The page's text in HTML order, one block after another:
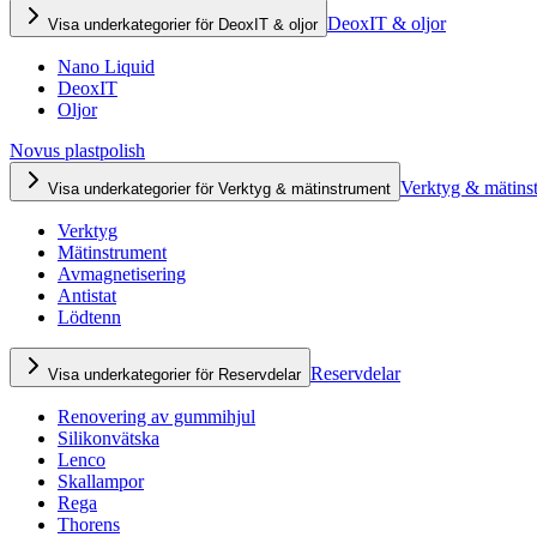
Visa underkategorier för DeoxIT & oljor DeoxIT & oljor
Nano Liquid
DeoxIT
Oljor
Novus plastpolish
Visa underkategorier för Verktyg & mätinstrument Verktyg &
Verktyg
Mätinstrument
Avmagnetisering
Antistat
Lödtenn
Visa underkategorier för Reservdelar Reservdelar
Renovering av gummihjul
Silikonvätska
Lenco
Skallampor
Rega
Thorens